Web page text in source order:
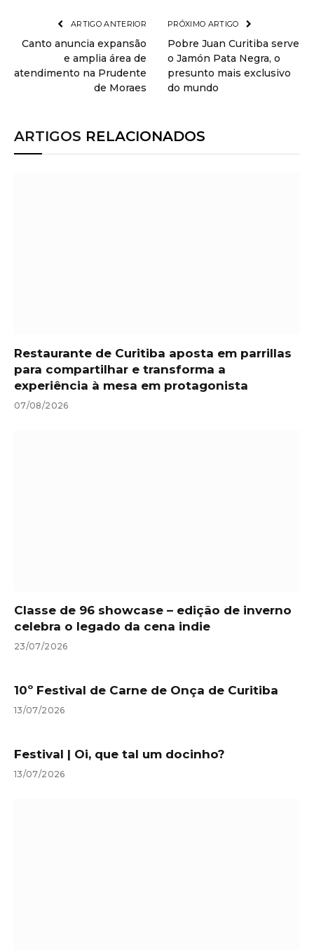
ARTIGO ANTERIOR
Canto anuncia expansão
e amplia área de
atendimento na Prudente
de Moraes
PRÓXIMO ARTIGO
Pobre Juan Curitiba serve
o Jamón Pata Negra, o
presunto mais exclusivo
do mundo
ARTIGOS RELACIONADOS
Restaurante de Curitiba aposta em parrillas
para compartilhar e transforma a
experiência à mesa em protagonista
07/08/2026
Classe de 96 showcase – edição de inverno
celebra o legado da cena indie
23/07/2026
10º Festival de Carne de Onça de Curitiba
13/07/2026
Festival | Oi, que tal um docinho?
13/07/2026